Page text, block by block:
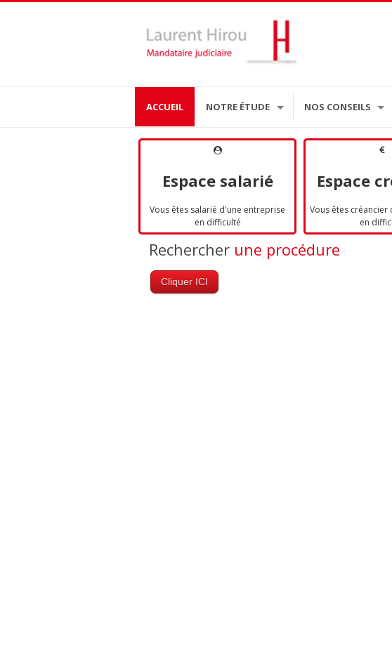
ACCUEIL NOTRE ÉTUDE NOS CONSEILS
Espace salarié
Vous êtes salarié d'une entreprise
en difficulté
Espace
Vous êtes
en
Rechercher une procédure
Cliquer ICI